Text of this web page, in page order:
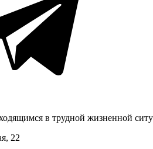
в трудной жизненной
22